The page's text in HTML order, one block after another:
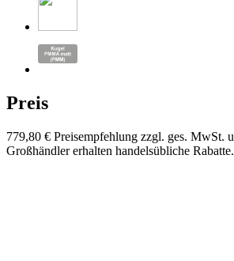
Preis
779,80 € Preisempfehlung zzgl. ges. MwSt.
Großhändler erhalten handelsübliche Rabatte.